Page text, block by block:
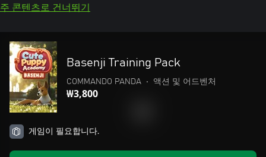
주 콘텐츠로 건너뛰기
Basenji Training Pack
COMMANDO PANDA • 액션 및 어드벤처
₩3,800
게임이 필요합니다.